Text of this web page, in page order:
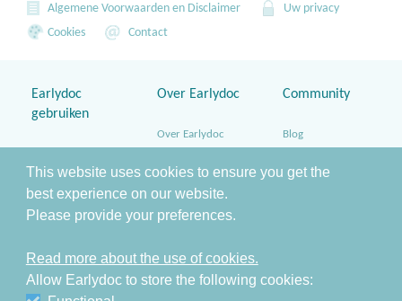
This website uses cookies to ensure you get the
best experience on our website.
Please provide your preferences.
Read more about the use of cookies.
Allow Earlydoc to store the following cookies:
Algemene Voorwaarden en Disclaimer
Uw privacy
Cookies
Contact
Earlydoc
gebruiken
Contact
Veiligheid,
Privacy&
Over Earlydoc
Over Earlydoc
Bronnen
Team en Partners
beveiligingsbeleid
Community
Blog
Twitter